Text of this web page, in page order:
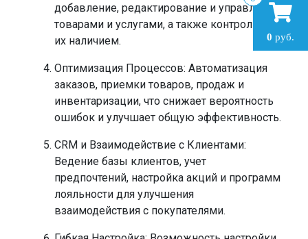
добавление, редактирование и управление
товарами и услугами, а также контроль за
их наличием.
Оптимизация Процессов: Автоматизация
заказов, приемки товаров, продаж и
инвентаризации, что снижает вероятность
ошибок и улучшает общую эффективность.
CRM и Взаимодействие с Клиентами:
Ведение базы клиентов, учет
предпочтений, настройка акций и программ
лояльности для улучшения
взаимодействия с покупателями.
0 руб.